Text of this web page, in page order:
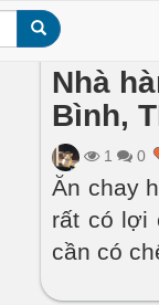
Nhà
Bình,
1 0
Ăn chay
rất có lợi
cần có